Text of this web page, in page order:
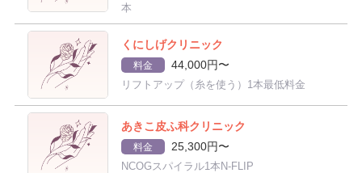
本
くにしげクリニック
料金 44,000円〜
リフトアップ（糸を使う）1本最低料金
あきこ皮ふ科クリニック
料金 25,300円〜
NCOGスパイラル1本N-FLIP